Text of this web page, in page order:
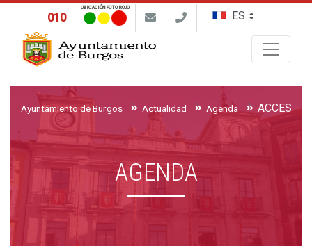
010
UBICACIÓN FOTO ROJO
Ayuntamiento de Burgos Actualidad Agenda
AGENDA